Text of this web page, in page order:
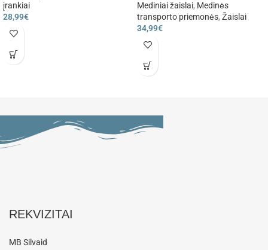
įrankiai
28,99€
Mediniai žaislai, Medinės
transporto priemonės, Žaislai
34,99€
REKVIZITAI
MB Silvaid